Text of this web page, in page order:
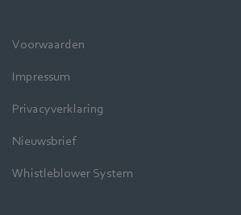
Voorwaarden
Impressum
Privacyverklaring
Nieuwsbrief
Whistleblower System